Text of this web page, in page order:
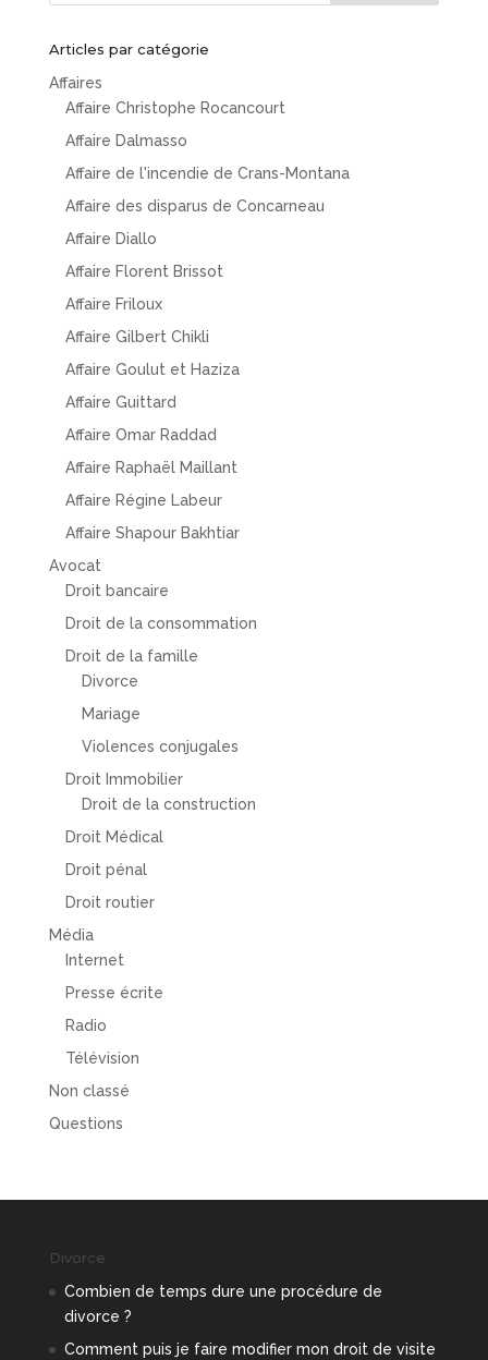
Articles par catégorie
Affaires
Affaire Christophe Rocancourt
Affaire Dalmasso
Affaire de l'incendie de Crans-Montana
Affaire des disparus de Concarneau
Affaire Diallo
Affaire Florent Brissot
Affaire Friloux
Affaire Gilbert Chikli
Affaire Goulut et Haziza
Affaire Guittard
Affaire Omar Raddad
Affaire Raphaël Maillant
Affaire Régine Labeur
Affaire Shapour Bakhtiar
Avocat
Droit bancaire
Droit de la consommation
Droit de la famille
Divorce
Mariage
Violences conjugales
Droit Immobilier
Droit de la construction
Droit Médical
Droit pénal
Droit routier
Média
Internet
Presse écrite
Radio
Télévision
Non classé
Questions
Divorce
Combien de temps dure une procédure de
divorce ?
Comment puis je faire modifier mon droit de visite